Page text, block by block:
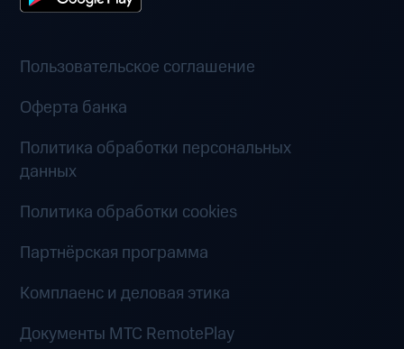
Пользовательское соглашение
Оферта банка
Политика обработки персональных
данных
Политика обработки cookies
Партнёрская программа
Комплаенс и деловая этика
Документы MTC RemotePlay